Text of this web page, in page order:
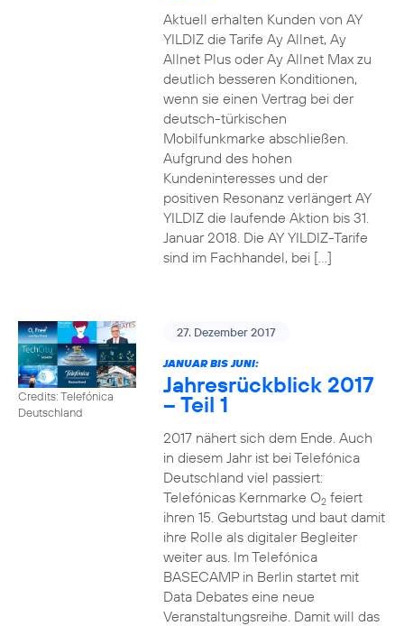
Aktuell erhalten Kunden von AY
YILDIZ die Tarife Ay Allnet, Ay
Allnet Plus oder Ay Allnet Max zu
deutlich besseren Konditionen,
wenn sie einen Vertrag bei der
deutsch-türkischen
Mobilfunkmarke abschließen.
Aufgrund des hohen
Kundeninteresses und der
positiven Resonanz verlängert AY
YILDIZ die laufende Aktion bis 31.
Januar 2018. Die AY YILDIZ-Tarife
sind im Fachhandel, bei […]
Credits: Telefónica
Deutschland
27. Dezember 2017
JANUAR BIS JUNI:
Jahresrückblick 2017
– Teil 1
2017 nähert sich dem Ende. Auch
in diesem Jahr ist bei Telefónica
Deutschland viel passiert:
Telefónicas Kernmarke O2feiert
ihren 15. Geburtstag und baut damit
ihre Rolle als digitaler Begleiter
weiter aus. Im Telefónica
BASECAMP in Berlin startet mit
Data Debates eine neue
Veranstaltungsreihe. Damit will das